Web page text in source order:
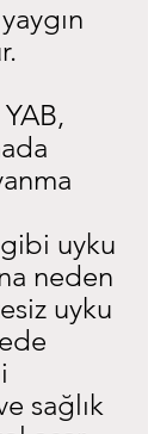
YAB,
uyku
neden
uyku
sağlık